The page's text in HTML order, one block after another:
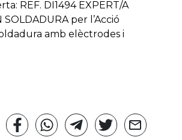
REF. DI1494 EXPERT/A
SOLDADURA per l’Acció
amb elèctrodes i